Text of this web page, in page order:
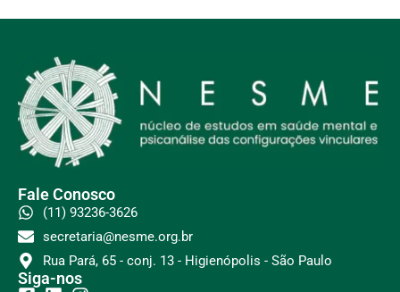
Fale Conosco
(11) 93236-3626
secretaria@nesme.org.br
Rua Pará, 65 - conj. 13 - Higienópolis - São Paulo
Siga-nos